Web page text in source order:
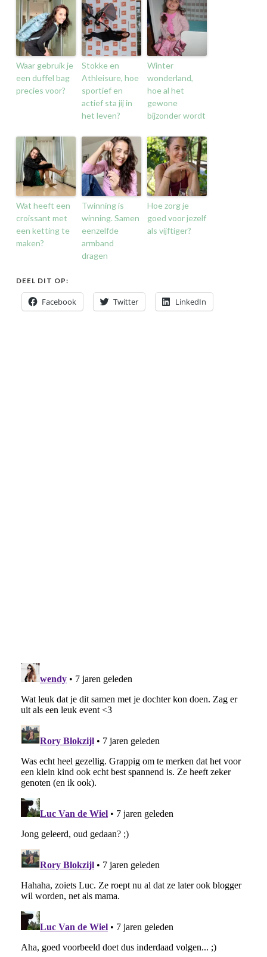
Waar gebruik je
een duffel bag
precies voor?
Stokke en
Athleisure, hoe
sportief en
actief sta jij in
het leven?
Winter
wonderland,
hoe al het
gewone
bijzonder wordt
Wat heeft een
croissant met
een ketting te
maken?
Twinning is
winning. Samen
eenzelfde
armband
dragen
Hoe zorg je
goed voor jezelf
als vijftiger?
DEEL DIT OP:
Facebook Twitter LinkedIn